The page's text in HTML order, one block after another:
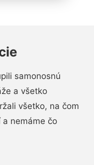
samonosnú
a všetko
všetko, na čom
a nemáme čo